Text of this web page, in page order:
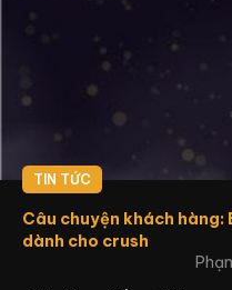
TIN TỨC
Câu chuyện khách hàng:
dành cho crush